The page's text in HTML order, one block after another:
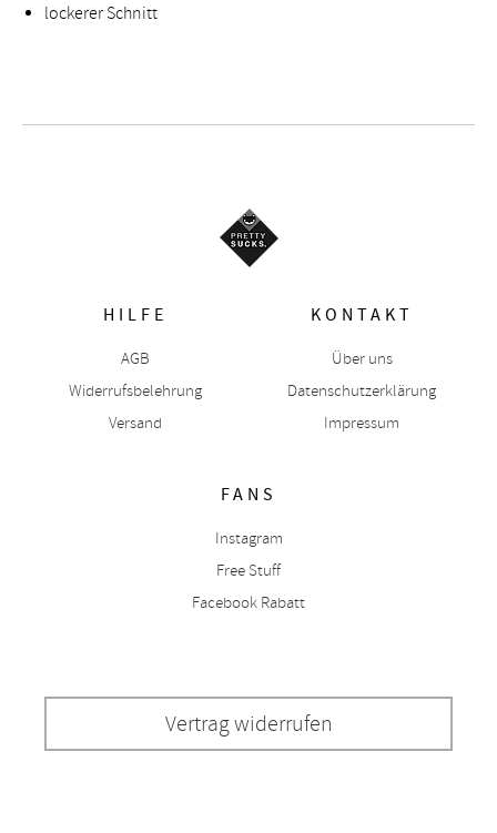
lockerer Schnitt
HILFE
AGB
Widerrufsbelehrung
Versand
KONTAKT
Über uns
Datenschutzerklärung
Impressum
FANS
Instagram
Free Stuff
Facebook Rabatt
Vertrag widerrufen